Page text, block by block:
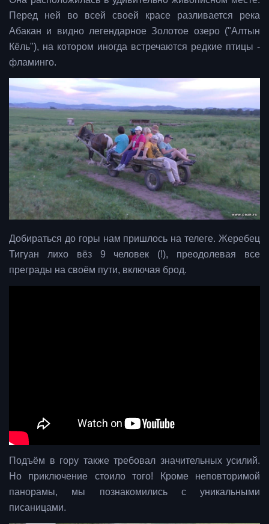
Перед ней во всей своей красе разливается река
Абакан и видно легендарное Золотое озеро ("Алтын
Кёль"), на котором иногда встречаются редкие птицы -
фламинго.
Добираться до горы нам пришлось на телеге. Жеребец
Тигуан лихо вёз 9 человек (!), преодолевая все
преграды на своём пути, включая брод.
Подъём в гору также требовал значительных усилий.
Но приключение стоило того! Кроме неповторимой
панорамы, мы познакомились с уникальными
писаницами.